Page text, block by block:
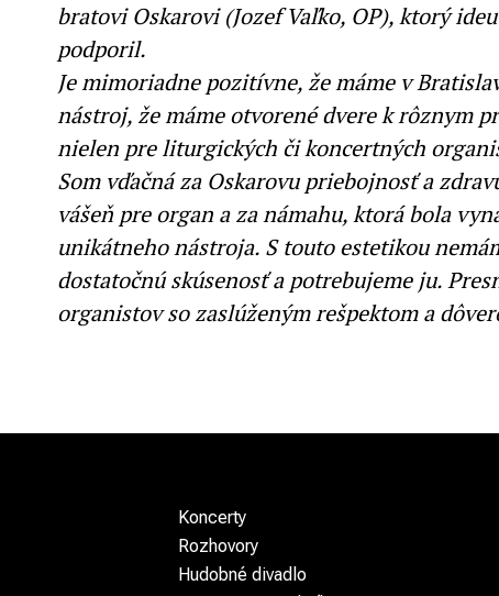
bratovi Oskarovi (Jozef Vaľko, OP), ktorý
podporil.
Je mimoriadne pozitívne, že máme v
nástroj, že máme otvorené dvere k rôznym
nielen pre liturgických či koncertných
Som vďačná za Oskarovu priebojnosť a
vášeň pre organ a za námahu, ktorá bola
unikátneho nástroja. S touto estetikou
dostatočnú skúsenosť a potrebujeme ju.
organistov so zaslúženým rešpektom a
Koncerty
Rozhovory
Hudobné divadlo